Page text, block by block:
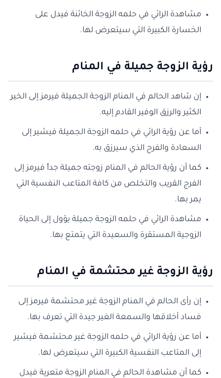
مشاهدة الرائي في حلمه الزوجة الخائنة فيدل على
الخسارة الكبيرة التي سيتعرض لها.
رؤية الزوجة جميلة في المنام
إن شاهد الحالم في المنام الزوجة الجميلة فيرمز إلى الخير
الكثير والرزق الوفير القادم إليه.
أما عن رؤية الرائي في حلمه الزوجة الجميلة فيشير إلى
السعادة والفرح الذي سيرزق به.
كما أن رؤية الحالم في المنام زوجته جميلة جداً فيرمز إلى
الفرج القريب والتخلص من كافة المتاعب النفسية التي
يمر بها.
مشاهدة الرائي في حلمه الزوجة جميلة يؤول إلى الحياة
الزوجية المستقرة والسعيدة التي يتمتع بها.
رؤية الزوجة غير محتشمة في المنام
إن رأى الحالم في المنام الزوجة غير محتشمة فيرمز إلى
فساد أخلاقها والسمعة الغير جيدة التي تعرف بها.
أما عن رؤية الرائي في حلمه الزوجة غير محتشمة فيشير
إلى المتاعب النفسية الكبيرة التي سيتعرض لها.
كما أن مشاهدة الحالم في المنام الزوجة متعرية فيدل